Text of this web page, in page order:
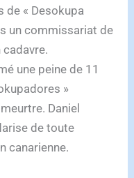
de « Desokupa
un commissariat de
cadavre.
une peine de 11
»
Daniel
de toute
canarienne.